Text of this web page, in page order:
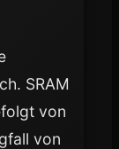
SRAM
von
von